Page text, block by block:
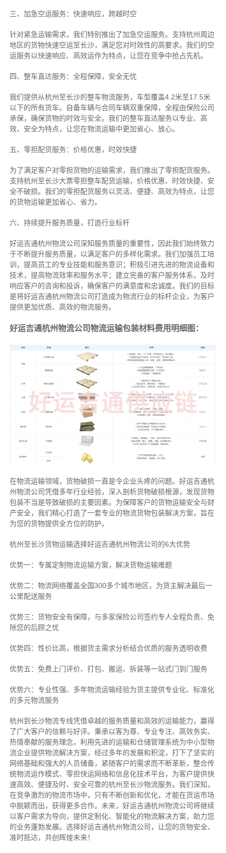
三、加急空运服务：快速响应，跨越时空
针对紧急运输需求，我们特别推出了加急空运服务。支持杭州周边
地区的货物快速空运至长沙，满足您对时效性的高要求。我们的空
运服务以快速响应、高效运作为特点，让您在竞争中抢占先机。
四、整车直达服务：全程保障，安全无忧
我们提供从杭州至长沙的整车物流服务，车型覆盖4.2米至17.5米
以下的所有货车。自备车辆与合同车辆双重保障，全程由保险公司
承保，确保货物的时效与安全。我们的整车直达服务以专业、高
效、安全为特点，让您在物流运输中更加省心、放心。
五、零担配货服务：价格优惠，时效快捷
为了满足客户对零担货物的运输需求，我们推出了零担配货服务。
支持杭州至长沙大票零担整车配货运输，价格优惠、时效快捷、安
全不破损。我们的零担配货服务以灵活、便捷、高效为特点，让您
的货物运输更加省心、省力。
六、持续提升服务质量，打造行业标杆
好运吉通杭州物流公司深知服务质量的重要性，因此我们始终致力
于不断提升服务质量，以满足客户的多样化需求。我们加强员工培
训，提高员工的专业技能和服务意识；积极引进先进的物流设备和
技术，提高物流效率和服务水平；建立完善的客户服务体系，及时
响应客户的咨询和投诉，确保客户的满意度和忠诚度。我们的目标
是将好运吉通杭州物流公司打造成为物流行业的标杆企业，为客户
提供更加优质、高效的物流服务。
好运吉通杭州物流公司物流运输包装材料费用明细图：
在物流运输领域，货物破损一直是令企业头疼的问题。好运吉通杭
州物流公司凭借多年行业经验，深入剖析货物破损根源，发现货物
包装不当是导致破损的主要因素。为保障客户的货物运输安全与财
产安全，我们精心打造了一套专业的物流货物包装解决方案，旨在
为您的货物提供全方位的防护。
杭州至长沙货物运输选择好运吉通杭州物流公司的6大优势
优势一：专属定制物流运输方案，解决货物运输难题
优势二：物流网络覆盖全国300多个城市地区，为货主解决最后一
公里配送服务
优势三：货物安全有保障，与多家保险公司签约专人全程负责、免
除您的后顾之忧
优势四：性价比高，根据货主需求分析结合优质的服务透明收费
优势五：免费上门评价、打包、搬运、拆装等一站式门到门服务
优势六：专业性强、多年物流运输经验为货主提供专业化、标准化
的多元物流服务
杭州到长沙物流专线凭借卓越的服务质量和高效的运输能力，赢得
了广大客户的信赖与好评。 秉承以客为尊、专业专注、高效务实、
热情奉献的服务理念，利用先进的运输和仓储管理系统为中小型物
流企业提供物流解决方案，经过多年的发展和积淀，打下了坚实的
网络基础和强大的人员储备，紧随客户的需求而不断革新，整合传
统物流运作模式、零担快运网络和信息化技术平台，为客户提供快
速高效、便捷及时、安全可靠的杭州至长沙物流服务。 我们深知，
在竞争激烈的物流市场中，只有不断创新和优化，才能在货运市场
中脱颖而出，获得更多合作。 未来，好运吉通杭州物流公司将继续
以客户需求为导向，提供定制化、智能化的物流解决方案，助力您
的业务蓬勃发展。选择好运吉通杭州物流公司，让您的货物安全、
准时抵达，共创辉煌未来！